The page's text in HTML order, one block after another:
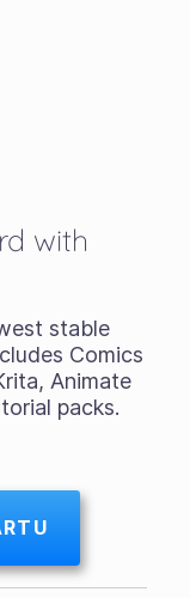
with
stable
Comics
Animate
packs.